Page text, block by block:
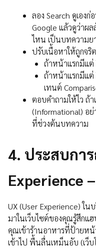
ลอง Search ดูเอง
Google แล้วดูว่าผ
ไหน เป็นบทความ
ปรับเนื้อหาให้ถูกจริต
ถ้าหน้าแรกมีแต่
ถ้าหน้าแรกมีแต่
เทนต์
ตอบคำถามให้ไว ถ้
(Informational) อย่
ที่ช่วงต้นบทความ
4. ประสบกา
Experience
UX (User Experience) ใน
มาในเว็บไซต์ของคุณรู้สึกแ
คุณเข้าร้านอาหารที่ป้ายหน้
เข้าไป พื้นลื่นเหม็นอับ (เว็